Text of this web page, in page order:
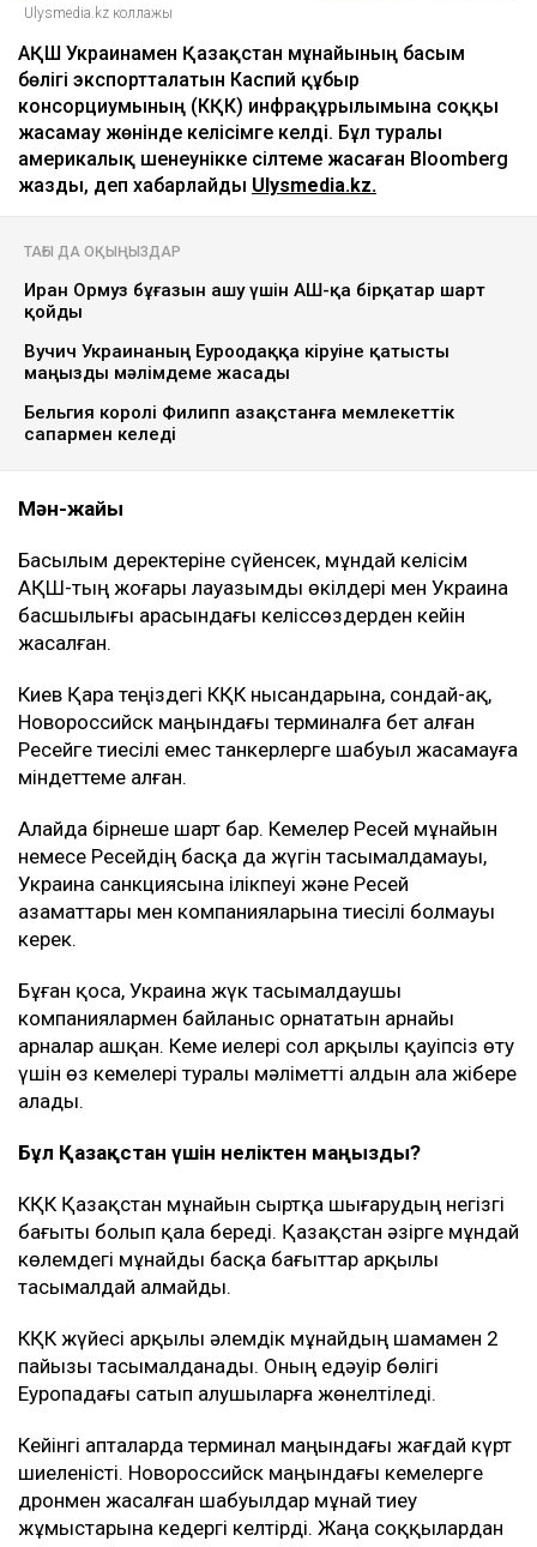
Ulysmedia.kz коллажы
АҚШ Украинамен Қазақстан мұнайының басым
бөлігі экспортталатын Каспий құбыр
консорциумының (КҚК) инфрақұрылымына соққы
жасамау жөнінде келісімге келді. Бұл туралы
америкалық шенеунікке сілтеме жасаған Bloomberg
жазды, деп хабарлайды Ulysmedia.kz.
ТАҒЫ ДА ОҚЫҢЫЗДАР
Иран Ормуз бұғазын ашу үшін АҚШ-қа бірқатар шарт
қойды
Вучич Украинаның Еуроодаққа кіруіне қатысты
маңызды мәлімдеме жасады
Бельгия королі Филипп Қазақстанға мемлекеттік
сапармен келеді
Мән-жайы
Басылым деректеріне сүйенсек, мұндай келісім
АҚШ-тың жоғары лауазымды өкілдері мен Украина
басшылығы арасындағы келіссөздерден кейін
жасалған.
Киев Қара теңіздегі КҚК нысандарына, сондай-ақ,
Новороссийск маңындағы терминалға бет алған
Ресейге тиесілі емес танкерлерге шабуыл жасамауға
міндеттеме алған.
Алайда бірнеше шарт бар. Кемелер Ресей мұнайын
немесе Ресейдің басқа да жүгін тасымалдамауы,
Украина санкциясына ілікпеуі және Ресей
азаматтары мен компанияларына тиесілі болмауы
керек.
Бұған қоса, Украина жүк тасымалдаушы
компаниялармен байланыс орнататын арнайы
арналар ашқан. Кеме иелері сол арқылы қауіпсіз өту
үшін өз кемелері туралы мәліметті алдын ала жібере
алады.
Бұл Қазақстан үшін неліктен маңызды?
КҚК Қазақстан мұнайын сыртқа шығарудың негізгі
бағыты болып қала береді. Қазақстан әзірге мұндай
көлемдегі мұнайды басқа бағыттар арқылы
тасымалдай алмайды.
КҚК жүйесі арқылы әлемдік мұнайдың шамамен 2
пайызы тасымалданады. Оның едәуір бөлігі
Еуропадағы сатып алушыларға жөнелтіледі.
Кейінгі апталарда терминал маңындағы жағдай күрт
шиеленісті. Новороссийск маңындағы кемелерге
дронмен жасалған шабуылдар мұнай тиеу
жұмыстарына кедергі келтірді. Жаңа соққылардан